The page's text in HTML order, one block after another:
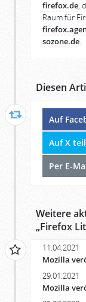
firefox.de,
Raum für
sozone.de.
Diesen
Auf
Auf X
Per E-
Weitere
„Firefox
11.04.2021
Mozilla
29.01.2021
Mozilla